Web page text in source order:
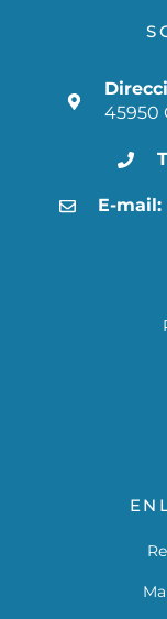
45950
E-mail: